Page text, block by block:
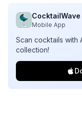
CocktailWave
Mobile App
Scan cocktails with
collection!